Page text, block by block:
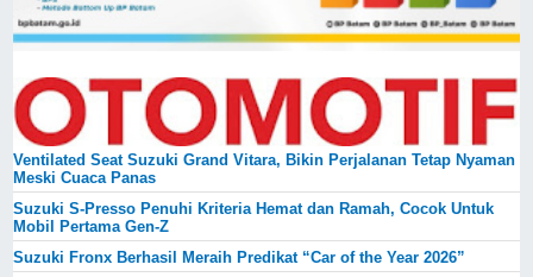
Ventilated Seat Suzuki Grand Vitara, Bikin Perjalanan Tetap Nyaman
Meski Cuaca Panas
Suzuki S-Presso Penuhi Kriteria Hemat dan Ramah, Cocok Untuk
Mobil Pertama Gen-Z
Suzuki Fronx Berhasil Meraih Predikat “Car of the Year 2026”